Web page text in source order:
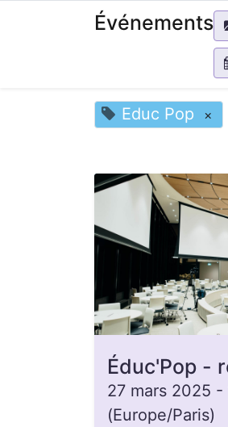
Événements
Educ Pop ×
27 mars 2025 -
(Europe/Paris)